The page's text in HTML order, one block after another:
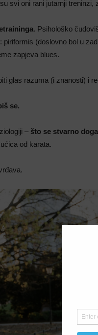
svi oni rani jutarnji treninzi,
. Psihološko
piriformis (doslovno bol u
zapjeva blues.
glas razuma (i znanosti) i
se.
– što se stvarno
od karata.